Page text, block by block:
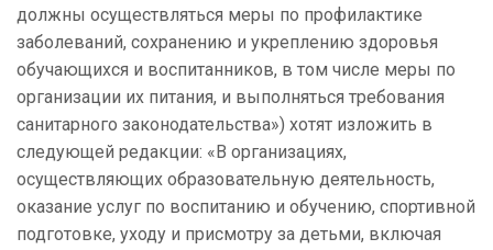
должны осуществляться меры по профилактике
заболеваний, сохранению и укреплению здоровья
обучающихся и воспитанников, в том числе меры по
организации их питания, и выполняться требования
санитарного законодательства») хотят изложить в
следующей редакции: «В организациях,
осуществляющих образовательную деятельность,
оказание услуг по воспитанию и обучению, спортивной
подготовке, уходу и присмотру за детьми, включая